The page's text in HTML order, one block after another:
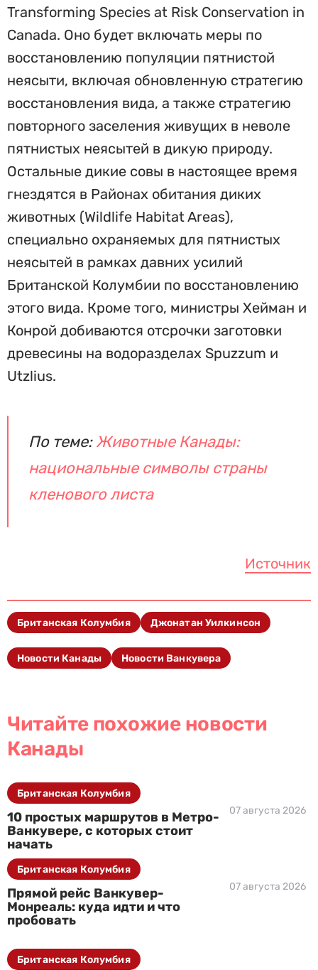
Transforming Species at Risk Conservation in
Canada. Оно будет включать меры по
восстановлению популяции пятнистой
неясыти, включая обновленную стратегию
восстановления вида, а также стратегию
повторного заселения живущих в неволе
пятнистых неясытей в дикую природу.
Остальные дикие совы в настоящее время
гнездятся в Районах обитания диких
животных (Wildlife Habitat Areas),
специально охраняемых для пятнистых
неясытей в рамках давних усилий
Британской Колумбии по восстановлению
этого вида. Кроме того, министры Хейман и
Конрой добиваются отсрочки заготовки
древесины на водоразделах Spuzzum и
Utzlius.
По теме:Животные Канады:
национальные символы страны
кленового листа
Источник
Британская Колумбия Джонатан Уилкинсон
Новости Канады Новости Ванкувера
Читайте похожие новости
Канады
10 простых маршрутов в Метро-
Ванкувере, с которых стоит
начать
07 августа 2026
Британская Колумбия
Прямой рейс Ванкувер-
Монреаль: куда идти и что
пробовать
07 августа 2026
Британская Колумбия
Британская Колумбия